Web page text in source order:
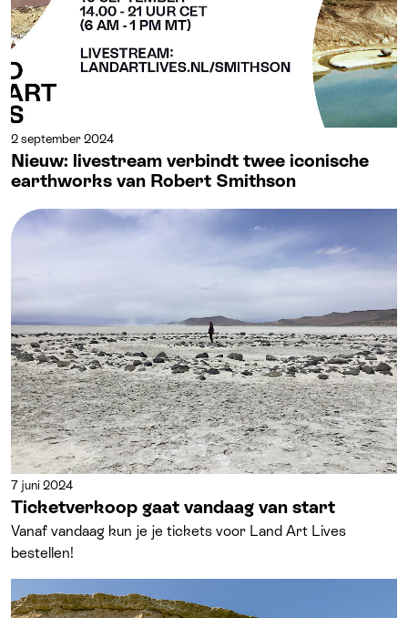
2 september 2024
Nieuw: livestream verbindt twee iconische
earthworks van Robert Smithson
7 juni 2024
Ticketverkoop gaat vandaag van start
Vanaf vandaag kun je je tickets voor Land Art Lives
bestellen!